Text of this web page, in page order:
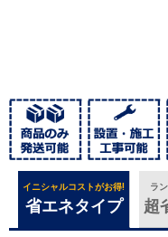
イニシャルコストがお得!
省エネタイプ
ラ
超